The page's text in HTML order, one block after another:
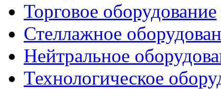
Торговое оборудование
Стеллажное
Нейтральное
Технологическое